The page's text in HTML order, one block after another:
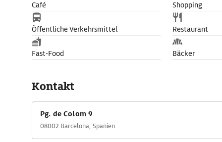
Café Shopping
Öffentliche Verkehrsmittel Restaurant
Fast-Food Bäcker
Kontakt
Pg. de Colom 9
08002 Barcelona, Spanien